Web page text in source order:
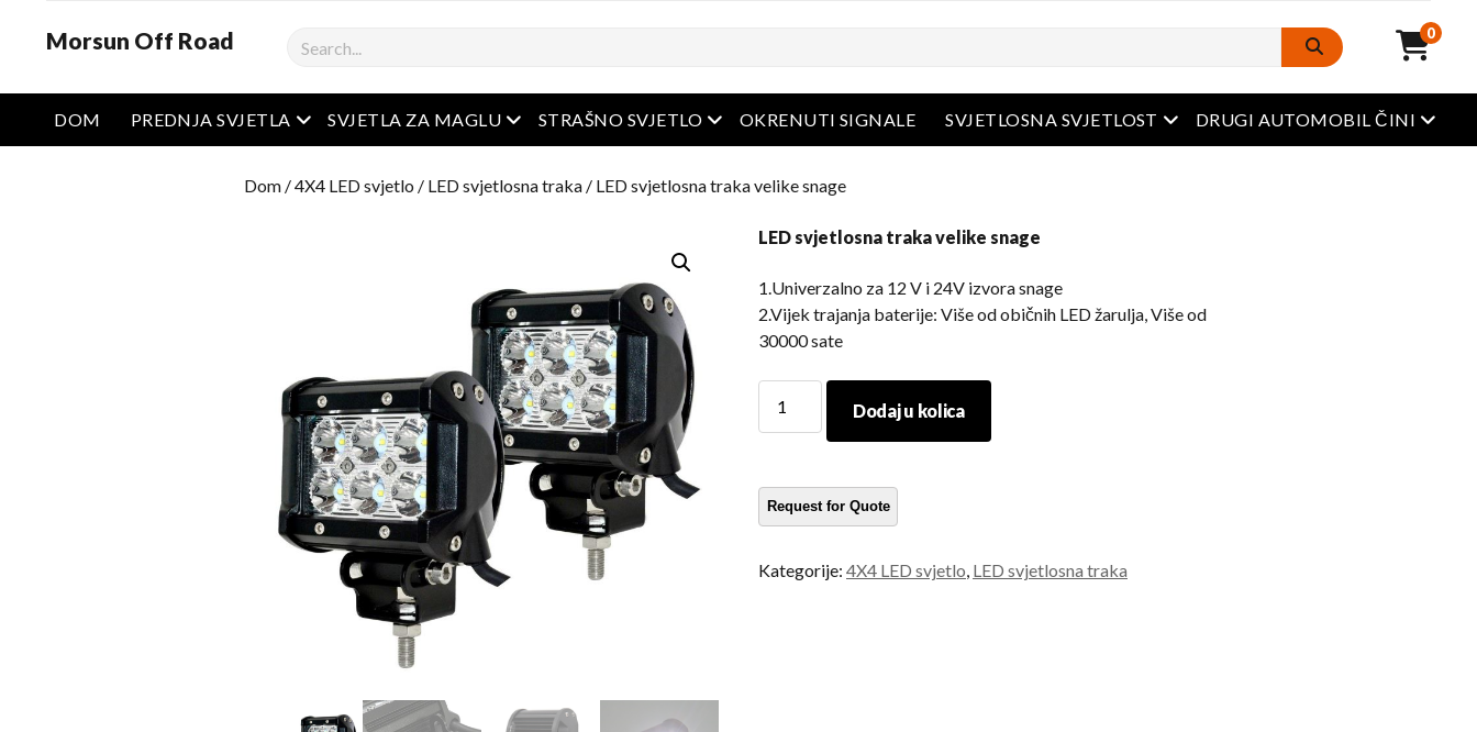
Morsun Off Road Pretraživanje 0
DOM PREDNJA SVJETLA Otvoreni izbornik
SVJETLA ZA MAGLU Otvoreni izbornik
STRAŠNO SVJETLO Otvoreni izbornik
OKRENUTI SIGNALE SVJETLOSNA SVJETLOST Otvoreni izbornik
DRUGI AUTOMOBIL ČINI
Dom /4X4 LED svjetlo / LED svjetlosna traka / LED svjetlosna traka velike snage
LED svjetlosna traka velike snage
1.Univerzalno za 12 V i 24V izvora snage
2.Vijek trajanja baterije: Više od običnih LED žarulja, Više od
30000 sate
svjetlosna
snage
količina
Dodaj u kolica
Kategorije: 4X4 LED svjetlo, LED svjetlosna traka